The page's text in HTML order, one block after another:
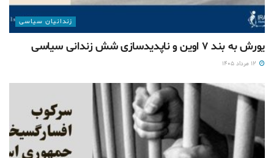
زندانیان سیاسی
یورش به بند ۷ اوین و ناپدیدسازی شش زندانی سیاسی